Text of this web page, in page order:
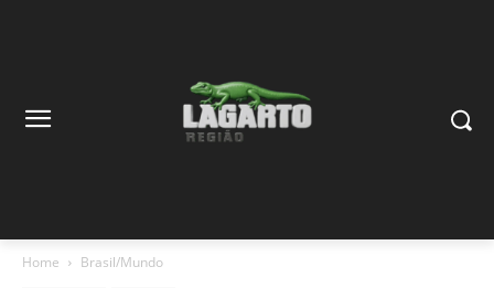
Home Brasil/Mundo